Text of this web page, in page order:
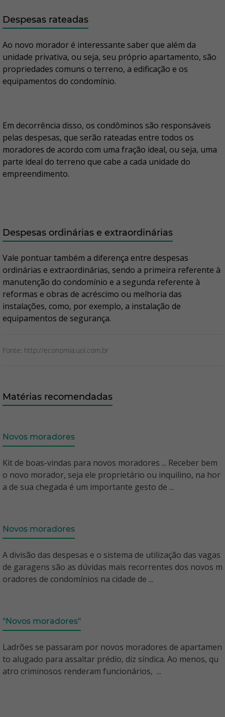
Despesas rateadas
Ao novo morador é interessante saber que além da
unidade privativa, ou seja, seu próprio apartamento, são
propriedades comuns o terreno, a edificação e os
equipamentos do condomínio.
Em decorrência disso, os condôminos são responsáveis
pelas despesas, que serão rateadas entre todos os
moradores de acordo com uma fração ideal, ou seja, uma
parte ideal do terreno que cabe a cada unidade do
empreendimento.
Despesas ordinárias e extraordinárias
Vale pontuar também a diferença entre despesas
ordinárias e extraordinárias, sendo a primeira referente à
manutenção do condomínio e a segunda referente à
reformas e obras de acréscimo ou melhoria das
instalações, como, por exemplo, a instalação de
equipamentos de segurança.
Fonte: http://economia.uol.com.br
Matérias recomendadas
Novos moradores
Kit de boas-vindas para novos moradores ... Receber bem
o novo morador, seja ele proprietário ou inquilino, na hor
a de sua chegada é um importante gesto de ...
Novos moradores
A divisão das despesas e o sistema de utilização das vagas
de garagens são as dúvidas mais recorrentes dos novos m
oradores de condomínios na cidade de ...
"Novos moradores"
Ladrões se passaram por novos moradores de apartamen
to alugado para assaltar prédio, diz síndica. Ao menos, qu
atro criminosos renderam funcionários, ...